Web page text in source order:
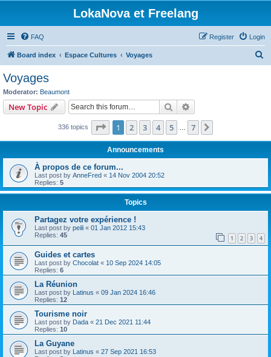
LokaNova et Freelang
FAQ Login
Register
Board index Espace Cultures Voyages
Voyages
Moderator: Beaumont
New Topic Search
336 topics Page 1of 7
1 2 3 4 5 7
Announcements
À propos de ce forum...
Last post by AnneFred « 14 Nov 2004 20:52
Replies: 5
Topics
Partagez votre expérience !
Last post by peili « 01 Jan 2012 15:43
Replies: 45 1 2 3 4
Guides et cartes
Last post by Chocolat « 10 Sep 2024 14:05
Replies: 6
La Réunion
Last post by Latinus « 09 Jan 2024 16:46
Replies: 12
Tourisme noir
Last post by Dada « 21 Dec 2021 11:44
Replies: 10
La Guyane
Last post by Latinus « 27 Sep 2021 16:53